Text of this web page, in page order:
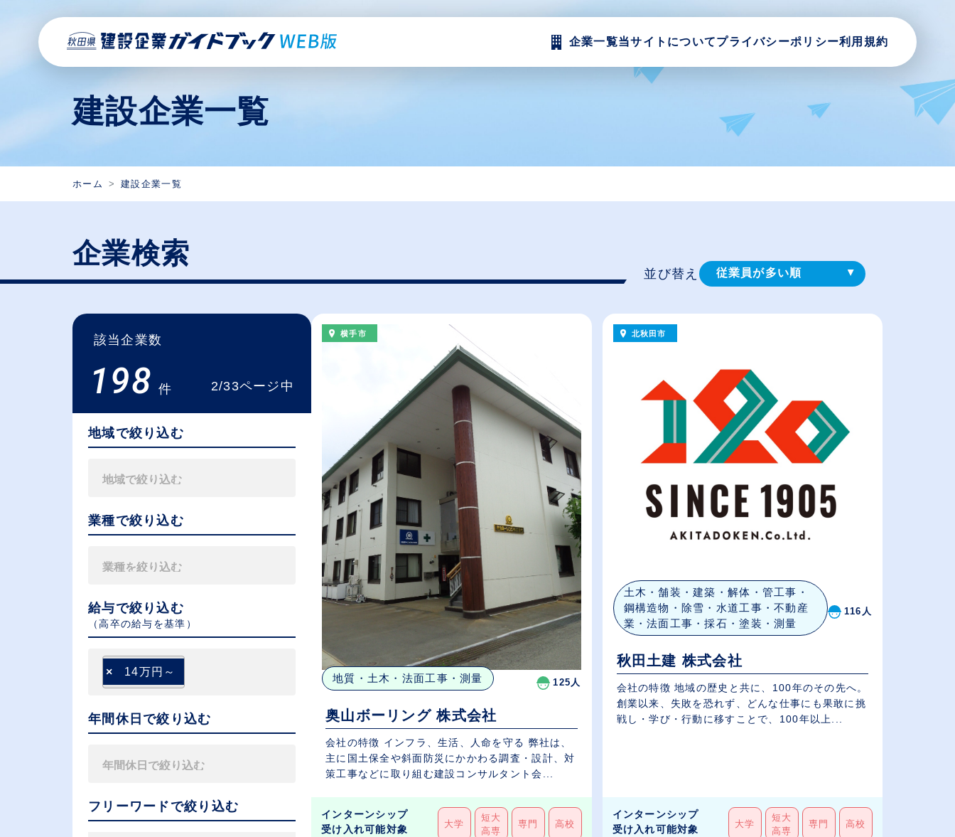
企業一覧当サイトについてプライバシーポリシー利用規約
建設企業一覧
ホーム 建設企業一覧
企業検索
該当企業数
198 件 2/33ページ中
地域で絞り込む
業種で絞り込む
給与で絞り込む
（⾼卒の給与を基準）
× 14万円～
年間休日で絞り込む
フリーワードで絞り込む
並び替え 従業員が多い順
休日数が多い順
横手市
地質・土木・法面工事・測量 125人
奥山ボーリング 株式会社
会社の特徴 インフラ、生活、人命を守る 弊社は、
主に国土保全や斜面防災にかかわる調査・設計、対
策工事などに取り組む建設コンサルタント会...
インターンシップ
受け入れ可能対象
大学
短大
高専
専門 高校
北秋田市
土木・舗装・建築・解体・管工事・
鋼構造物・除雪・水道工事・不動産
業・法面工事・採石・塗装・測量
116人
秋田土建 株式会社
会社の特徴 地域の歴史と共に、100年のその先へ。
創業以来、失敗を恐れず、どんな仕事にも果敢に挑
戦し・学び・行動に移すことで、100年以上...
インターンシップ
受け入れ可能対象
大学
短大
高専
専門 高校